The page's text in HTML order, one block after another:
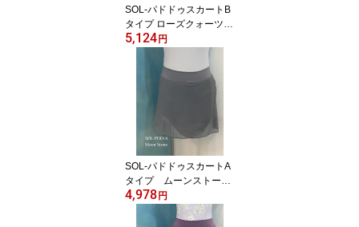
SOL-パドドゥスカートB
タイプ ローズクォーツ
Jewelesqueオリジナルs
ol-pdd-b-rosequartz
5,124 円
SOL-パドドゥスカートA
タイプ ムーンストーン
Jewelesqueオリジナルs
ol-pdd-a-moonstone
4,978 円